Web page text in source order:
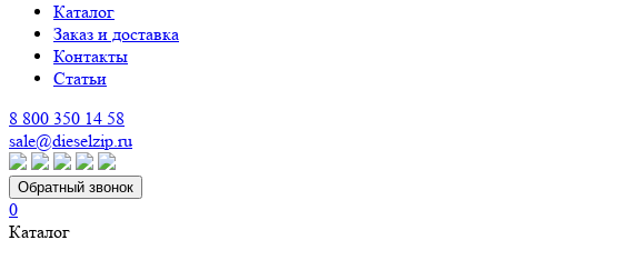
Каталог
Заказ и доставка
Контакты
Статьи
8 800 350 14 58
sale@dieselzip.ru
Обратный звонок
0
Каталог